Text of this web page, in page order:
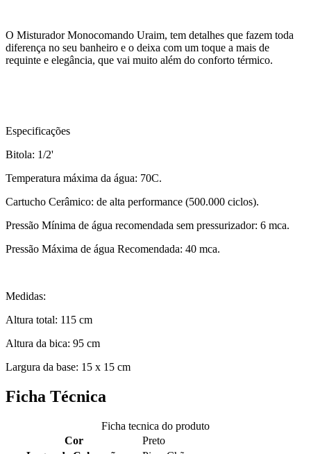
O Misturador Monocomando Uraim, tem detalhes que fazem toda
diferença no seu banheiro e o deixa com um toque a mais de
requinte e elegância, que vai muito além do conforto térmico.
Especificações
Bitola: 1/2'
Temperatura máxima da água: 70C.
Cartucho Cerâmico: de alta performance (500.000 ciclos).
Pressão Mínima de água recomendada sem pressurizador: 6 mca.
Pressão Máxima de água Recomendada: 40 mca.
Medidas:
Altura total: 115 cm
Altura da bica: 95 cm
Largura da base: 15 x 15 cm
Ficha Técnica
Ficha tecnica do produto
Cor
Preto